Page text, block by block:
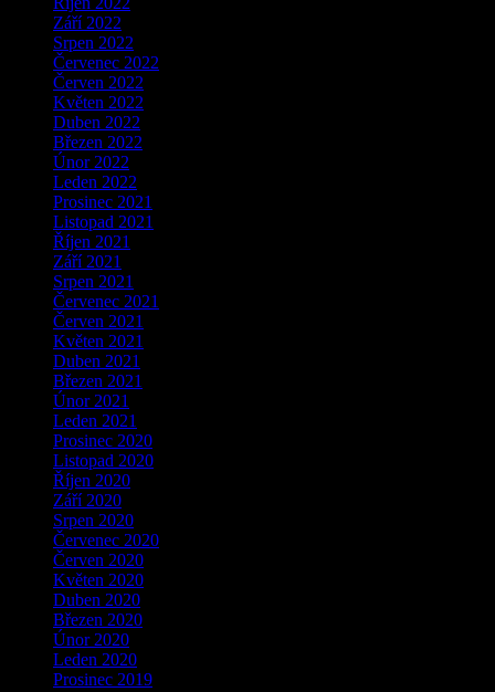
Září 2022
Srpen 2022
Červenec 2022
Červen 2022
Květen 2022
Duben 2022
Březen 2022
Únor 2022
Leden 2022
Prosinec 2021
Listopad 2021
Říjen 2021
Září 2021
Srpen 2021
Červenec 2021
Červen 2021
Květen 2021
Duben 2021
Březen 2021
Únor 2021
Leden 2021
Prosinec 2020
Listopad 2020
Říjen 2020
Září 2020
Srpen 2020
Červenec 2020
Červen 2020
Květen 2020
Duben 2020
Březen 2020
Únor 2020
Leden 2020
Prosinec 2019